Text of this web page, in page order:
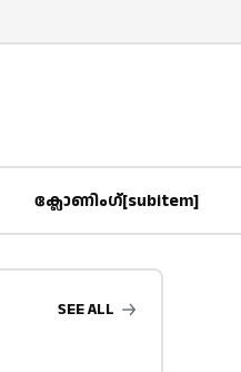
ക്ലോണിംഗ്[subitem]
SEE ALL